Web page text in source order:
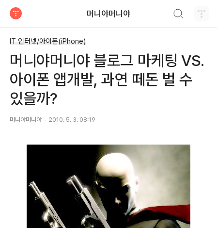
머니야머니야
IT 인터넷/아이폰(iPhone)
머니야머니야 블로그 마케팅 VS.
아이폰 앱개발, 과연 떼돈 벌 수
있을까?
머니야머니야 2010. 5. 3. 08:19